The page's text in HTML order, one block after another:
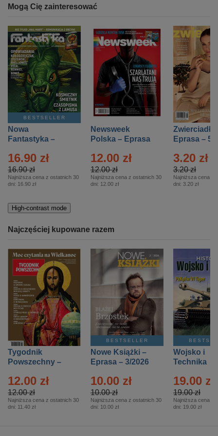
Mogą Cię zainteresować
BESTSELLER
Nowa
Fantastyka –
16.90 zł
16.90 zł
Najniższa cena z ostatnich 30
dni: 16.90 zł
Newsweek
Polska – Eprasa
12.00 zł
12.00 zł
Najniższa cena z ostatnich 30
dni: 12.00 zł
Zwierciadło
Eprasa – 5/
3.20 zł
3.20 zł
Najniższa cena z
dni: 3.20 zł
High-contrast mode
Najczęściej kupowane razem
Tygodnik
Powszechny –
12.00 zł
12.00 zł
Najniższa cena z ostatnich 30
dni: 11.40 zł
BESTSELLER
Nowe Książki –
Eprasa – 3/2026
10.00 zł
10.00 zł
Najniższa cena z ostatnich 30
dni: 10.00 zł
Wojsko i
Technika
– 2/2026
19.00 zł
19.00 zł
Najniższa cena z
dni: 19.00 zł